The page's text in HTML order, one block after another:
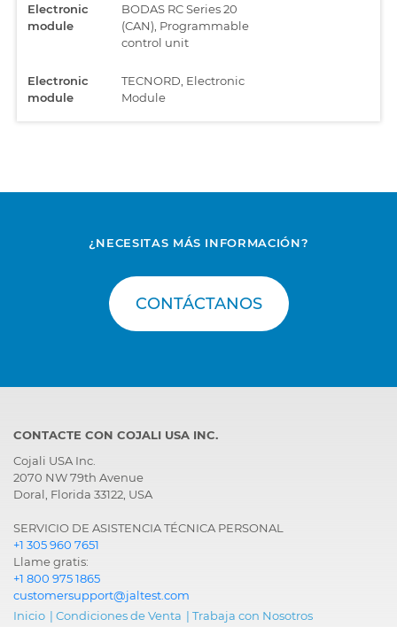
Electronic
module
BODAS RC Series 20
(CAN), Programmable
control unit
Electronic
module
TECNORD, Electronic
Module
Control, Common Rail
EMR4 - EDC 17 CV52,
Electronic Diesel
Control, Common Rail
Control, Common Rail
Hydraulic
systems
¿NECESITAS MÁS INFORMACIÓN?
CONTÁCTANOS
CONTACTE CON COJALI USA INC.
Cojali USA Inc.
2070 NW 79th Avenue
Doral, Florida 33122, USA
SERVICIO DE ASISTENCIA TÉCNICA PERSONAL
+1 305 960 7651
Llame gratis:
+1 800 975 1865
customersupport@jaltest.com
Inicio | Condiciones de Venta | Trabaja con Nosotros